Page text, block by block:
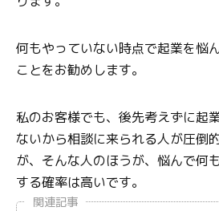
何もやっていない時点で起業を悩
ことをお勧めします。
私のお客様でも、後先考えずに起
ないから相談に来られる人が圧倒
が、そんな人のほうが、悩んで何
する確率は高いです。
関連記事